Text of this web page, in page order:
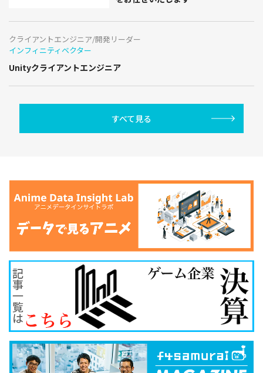
クライアントエンジニア/開発リーダー
インフィニティベクター
Unityクライアントエンジニア
すべて見る